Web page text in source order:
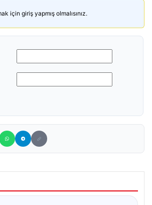
için giriş yapmış olmalısınız.